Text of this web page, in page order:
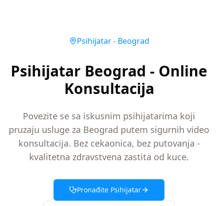
Psihijatar- Beograd
Psihijatar Beograd - Online
Konsultacija
Povezite se sa iskusnim psihijatarima koji
pruzaju usluge za Beograd putem sigurnih video
konsultacija. Bez cekaonica, bez putovanja -
kvalitetna zdravstvena zastita od kuce.
Pronađite Psihijatar